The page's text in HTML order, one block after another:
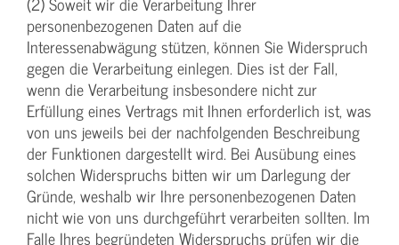
personenbezogenen Daten auf die
Interessenabwägung stützen, können Sie Widerspruch
gegen die Verarbeitung einlegen. Dies ist der Fall,
wenn die Verarbeitung insbesondere nicht zur
Erfüllung eines Vertrags mit Ihnen erforderlich ist, was
von uns jeweils bei der nachfolgenden Beschreibung
der Funktionen dargestellt wird. Bei Ausübung eines
solchen Widerspruchs bitten wir um Darlegung der
Gründe, weshalb wir Ihre personenbezogenen Daten
nicht wie von uns durchgeführt verarbeiten sollten. Im
Falle Ihres begründeten Widerspruchs prüfen wir die